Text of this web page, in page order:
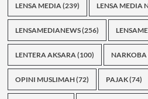
LENSA MEDIA(239) LENSA MEDIA
LENSAMEDIANEWS(256)
LENTERA AKSARA(100) NARKOBA
OPINI MUSLIMAH(72) PAJAK(74)